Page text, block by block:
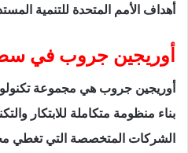
أهداف الأمم المتحدة للتنمية
أوريجين جروب في
أوريجين جروب هي مجموعة
بناء منظومة متكاملة للابتكار
الشركات المتخصصة التي تغطي